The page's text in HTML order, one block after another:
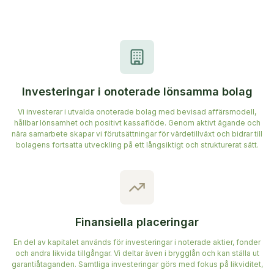
Investeringar i onoterade lönsamma bolag
Vi investerar i utvalda onoterade bolag med bevisad affärsmodell,
hållbar lönsamhet och positivt kassaflöde. Genom aktivt ägande och
nära samarbete skapar vi förutsättningar för värdetillväxt och bidrar till
bolagens fortsatta utveckling på ett långsiktigt och strukturerat sätt.
Finansiella placeringar
En del av kapitalet används för investeringar i noterade aktier, fonder
och andra likvida tillgångar. Vi deltar även i brygglån och kan ställa ut
garantiåtaganden. Samtliga investeringar görs med fokus på likviditet,